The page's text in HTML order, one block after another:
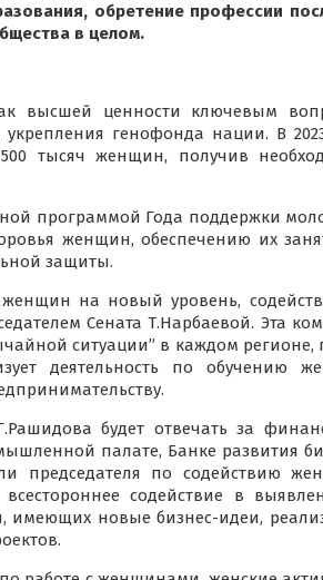
обретение профессии
в целом.
высшей ценности ключевым
генофонда нации. В
тысяч женщин, получив
программой Года поддержки
женщин, обеспечению их
защиты.
на новый уровень,
Сената Т.Нарбаевой. Эта
ситуации” в каждом регионе,
деятельность по обучению
будет отвечать за
палате, Банке развития
председателя по содействию
всестороннее содействие в
новые бизнес-идеи,